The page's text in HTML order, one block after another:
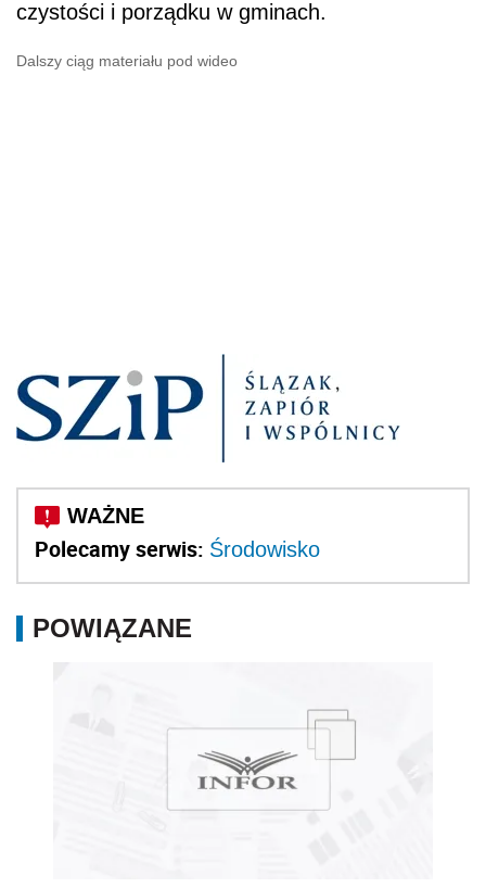
czystości i porządku w gminach.
Dalszy ciąg materiału pod wideo
Polecamy serwis: Środowisko
POWIĄZANE